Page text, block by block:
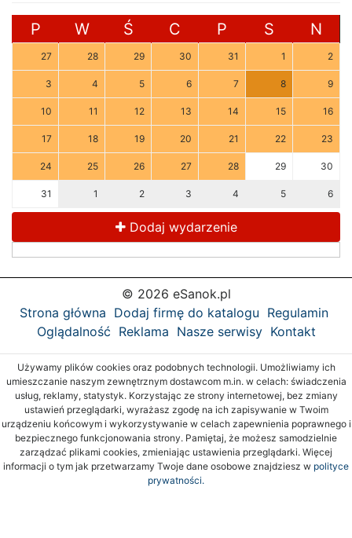
P W Ś C P S N
27 28 29 30 31 1 2
3 4 5 6 7 8 9
10 11 12 13 14 15 16
17 18 19 20 21 22 23
24 25 26 27 28 29 30
31 1 2 3 4 5 6
Dodaj wydarzenie
© 2026 eSanok.pl
Strona główna Dodaj firmę do katalogu Regulamin
Oglądalność Reklama Nasze serwisy Kontakt
Używamy plików cookies oraz podobnych technologii. Umożliwiamy ich
umieszczanie naszym zewnętrznym dostawcom m.in. w celach: świadczenia
usług, reklamy, statystyk. Korzystając ze strony internetowej, bez zmiany
ustawień przeglądarki, wyrażasz zgodę na ich zapisywanie w Twoim
urządzeniu końcowym i wykorzystywanie w celach zapewnienia poprawnego i
bezpiecznego funkcjonowania strony. Pamiętaj, że możesz samodzielnie
zarządzać plikami cookies, zmieniając ustawienia przeglądarki. Więcej
informacji o tym jak przetwarzamy Twoje dane osobowe znajdziesz w polityce
prywatności.